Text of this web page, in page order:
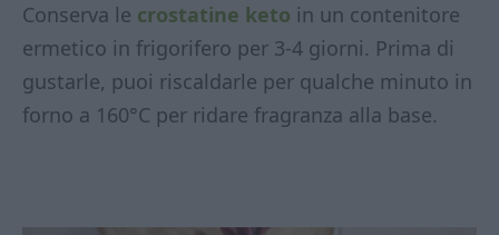
Conserva le crostatine keto in un contenitore
ermetico in frigorifero per 3-4 giorni. Prima di
gustarle, puoi riscaldarle per qualche minuto in
forno a 160°C per ridare fragranza alla base.